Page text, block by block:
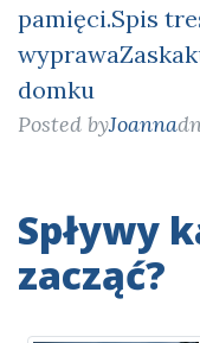
pamięci.Spis
domku
Posted byJoanna
Spływy
zacząć?